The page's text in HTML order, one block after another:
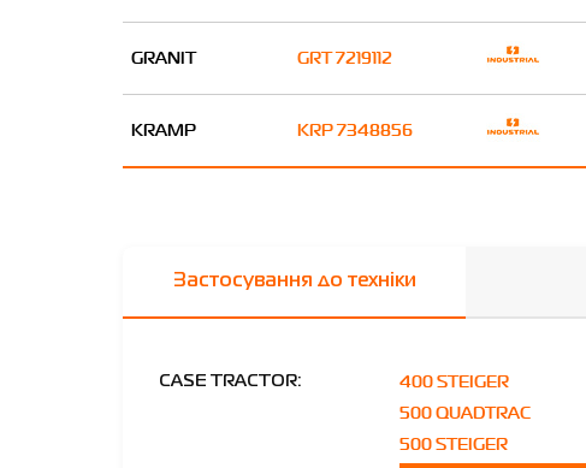
GRANIT GRT 7219112
KRAMP KRP 7348856
Застосування до техніки
CASE TRACTOR:
400 STEIGER
500 QUADTRAC
500 STEIGER